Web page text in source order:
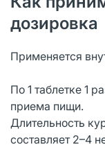
дозировка
Применяется
По 1 таблетке 1
приема пищи.
Длительность
составляет 2–4